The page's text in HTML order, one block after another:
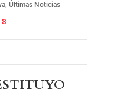
,Últimas Noticias